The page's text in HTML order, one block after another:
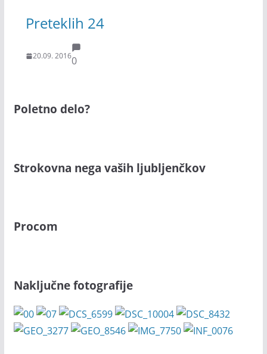
Preteklih 24
20.09. 20160
Poletno delo?
Strokovna nega vaših ljubljenčkov
Procom
Naključne fotografije